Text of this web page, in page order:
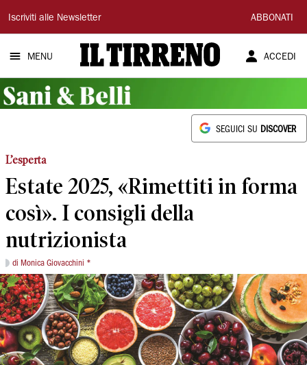
Il
Tirreno
Iscriviti alle Newsletter ABBONATI
MENU ACCEDI
SEGUICI SU DISCOVER
L’esperta
Estate 2025, «Rimettiti in forma
così». I consigli della
nutrizionista
di Monica Giovacchini *